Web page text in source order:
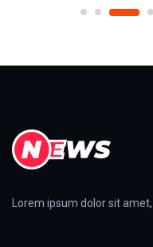
Lorem ipsum dolor sit amet,